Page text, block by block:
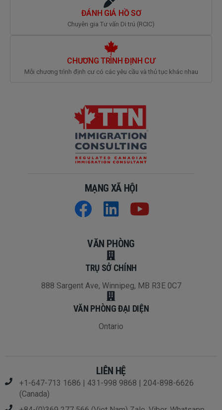
ĐÁNH GIÁ HỒ SƠ
Chuyên gia Tư vấn Di trú (RCIC)
CHƯƠNG TRÌNH ĐỊNH CƯ
Mỗi chương trình định cư có các yêu cầu và thủ tục khác nhau
MẠNG XÃ HỘI
VĂN PHÒNG
TRỤ SỞ CHÍNH
888 Sargent Ave, Winnipeg, MB R3E 0C7
VĂN PHÒNG ĐẠI DIỆN
Ontario
LIÊN HỆ
+1-647-713 1686 | 431-998 9868 | 204-898-6626
(Canada)